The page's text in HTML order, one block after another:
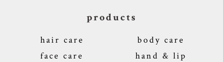
products
hair care
body care
face care
hand & lip